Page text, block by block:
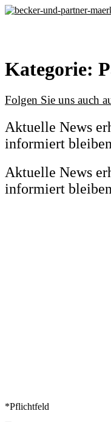
Zum
Kategorie:
Folgen Sie uns auch
Aktuelle News
informiert
Aktuelle News
informiert
*Pflichtfeld